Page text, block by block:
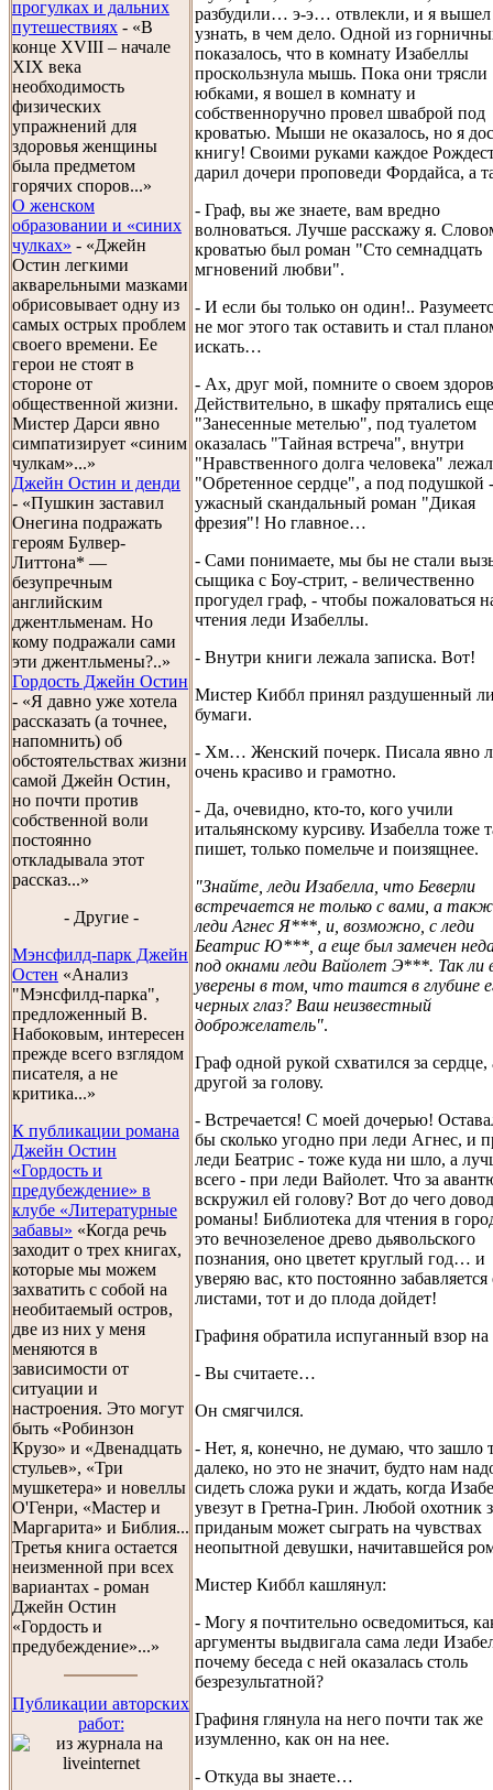
прогулках и дальних
путешествиях - «В
конце XVIII – начале
XIX века
необходимость
физических
упражнений для
здоровья женщины
была предметом
горячих споров...»
О женском
образовании и «синих
чулках» - «Джейн
Остин легкими
акварельными мазками
обрисовывает одну из
самых острых проблем
своего времени. Ее
герои не стоят в
стороне от
общественной жизни.
Мистер Дарси явно
симпатизирует «синим
чулкам»...»
Джейн Остин и денди
- «Пушкин заставил
Онегина подражать
героям Булвер-
Литтона* —
безупречным
английским
джентльменам. Но
кому подражали сами
эти джентльмены?..»
Гордость Джейн Остин
- «Я давно уже хотела
рассказать (а точнее,
напомнить) об
обстоятельствах жизни
самой Джейн Остин,
но почти против
собственной воли
постоянно
откладывала этот
рассказ...»
- Другие -
Мэнсфилд-парк Джейн
Остен «Анализ
"Мэнсфилд-парка",
предложенный В.
Набоковым, интересен
прежде всего взглядом
писателя, а не
критика...»
К публикации романа
Джейн Остин
«Гордость и
предубеждение» в
клубе «Литературные
забавы» «Когда речь
заходит о трех книгах,
которые мы можем
захватить с собой на
необитаемый остров,
две из них у меня
меняются в
зависимости от
ситуации и
настроения. Это могут
быть «Робинзон
Крузо» и «Двенадцать
стульев», «Три
мушкетера» и новеллы
О'Генри, «Мастер и
Маргарита» и Библия...
Третья книга остается
неизменной при всех
вариантах - роман
Джейн Остин
«Гордость и
предубеждение»...»
Публикации авторских
работ:
разбудили… э-э… отвлекли, и я вышел
узнать, в чем дело. Одной из
показалось, что в комнату Изабеллы
проскользнула мышь. Пока они трясли
юбками, я вошел в комнату и
собственноручно провел шваброй под
кроватью. Мыши не оказалось, но я
книгу! Своими руками каждое
дарил дочери проповеди Фордайса, а
- Граф, вы же знаете, вам вредно
волноваться. Лучше расскажу я.
кроватью был роман "Сто семнадцать
мгновений любви".
- И если бы только он один!..
не мог этого так оставить и стал
искать…
- Ах, друг мой, помните о своем
Действительно, в шкафу прятались еще
"Занесенные метелью", под туалетом
оказалась "Тайная встреча", внутри
"Нравственного долга человека"
"Обретенное сердце", а под подушкой
ужасный скандальный роман "Дикая
фрезия"! Но главное…
- Сами понимаете, мы бы не стали
сыщика с Боу-стрит, - величественно
прогудел граф, - чтобы пожаловаться
чтения леди Изабеллы.
- Внутри книги лежала записка. Вот!
Мистер Киббл принял раздушенный
бумаги.
- Хм… Женский почерк. Писала явно
очень красиво и грамотно.
- Да, очевидно, кто-то, кого учили
итальянскому курсиву. Изабелла тоже
пишет, только помельче и поизящнее.
"Знайте, леди Изабелла, что Беверли
встречается не только с вами, а
леди Агнес Я***, и, возможно, с леди
Беатрис Ю***, а еще был замечен
под окнами леди Вайолет Э***. Так ли
уверены в том, что таится в глубине
черных глаз? Ваш неизвестный
доброжелатель".
Граф одной рукой схватился за сердце,
другой за голову.
- Встречается! С моей дочерью!
бы сколько угодно при леди Агнес, и
леди Беатрис - тоже куда ни шло, а
всего - при леди Вайолет. Что за
вскружил ей голову? Вот до чего
романы! Библиотека для чтения в
это вечнозеленое древо дьявольского
познания, оно цветет круглый год… и
уверяю вас, кто постоянно забавляется
листами, тот и до плода дойдет!
Графиня обратила испуганный взор
- Вы считаете…
Он смягчился.
- Нет, я, конечно, не думаю, что зашло
далеко, но это не значит, будто нам
сидеть сложа руки и ждать, когда
увезут в Гретна-Грин. Любой охотник
приданым может сыграть на чувствах
неопытной девушки, начитавшейся
Мистер Киббл кашлянул:
- Могу я почтительно осведомиться,
аргументы выдвигала сама леди
почему беседа с ней оказалась столь
безрезультатной?
Графиня глянула на него почти так же
изумленно, как он на нее.
- Откуда вы знаете…